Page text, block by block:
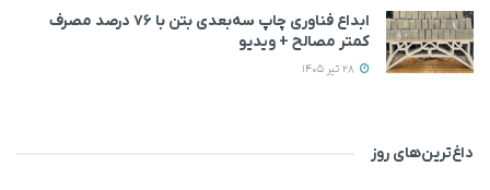
ابداع فناوری چاپ سه‌بعدی بتن با ۷۶ درصد مصرف
کمتر مصالح + ویدیو
داغ‌ترین‌های روز